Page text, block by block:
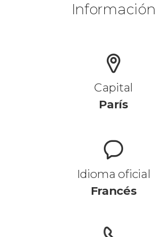
Información
Capital
París
Idioma oficial
Francés